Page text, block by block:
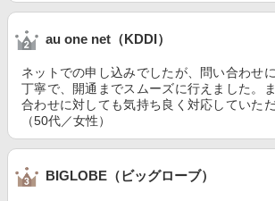
au one net（KDDI）
ネットでの申し込みでしたが、問い合わせ
丁寧で、開通までスムーズに行えました。
合わせに対しても気持ち良く対応していた
（50代／女性）
BIGLOBE（ビッグローブ）